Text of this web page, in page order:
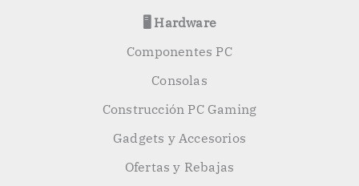
🖥️ Hardware
Componentes PC
Consolas
Construcción PC Gaming
Gadgets y Accesorios
Ofertas y Rebajas